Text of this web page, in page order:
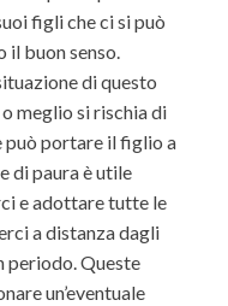
figli che ci si può
il buon senso.
di questo
meglio si rischia di
può portare il figlio a
di paura è utile
e adottare tutte le
a distanza dagli
periodo. Queste
un’eventuale